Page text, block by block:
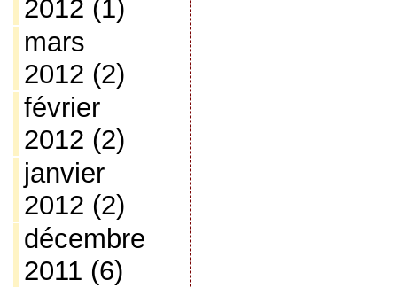
2012 (1)
mars
2012 (2)
février
2012 (2)
janvier
2012 (2)
décembre
2011 (6)